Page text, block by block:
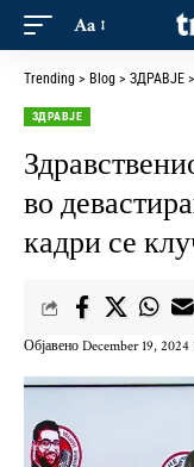
Aa
Trending > Blog > ЗДРАВЈЕ >
ЗДРАВЈЕ
во
кадри се
Објавено December 19, 2024